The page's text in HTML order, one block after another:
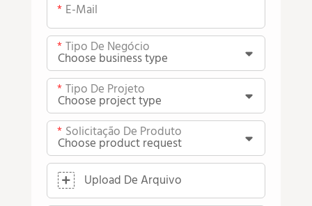
E-Mail
Tipo De Negócio
Tipo De Projeto
Solicitação De Produto
Upload De Arquivo